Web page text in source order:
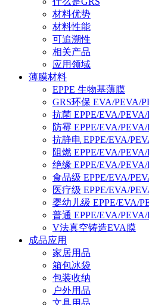
材料优势
材料性能
可追溯性
相关产品
应用领域
薄膜材料
EPPE 生物基薄膜
GRS环保 EVA/PEVA/
抗菌 EPPE/EVA/PEVA/
防霉 EPPE/EVA/PEVA/
抗静电 EPPE/EVA/
阻燃 EPPE/EVA/PEVA/
绝缘 EPPE/EVA/PEVA/
食品级 EPPE/EVA/
医疗级 EPPE/EVA/
婴幼儿级 EPPE/EVA/
普通 EPPE/EVA/PEVA/
V法真空铸造EVA膜
成品应用
家居用品
箱包冰袋
包装收纳
户外用品
文具用品